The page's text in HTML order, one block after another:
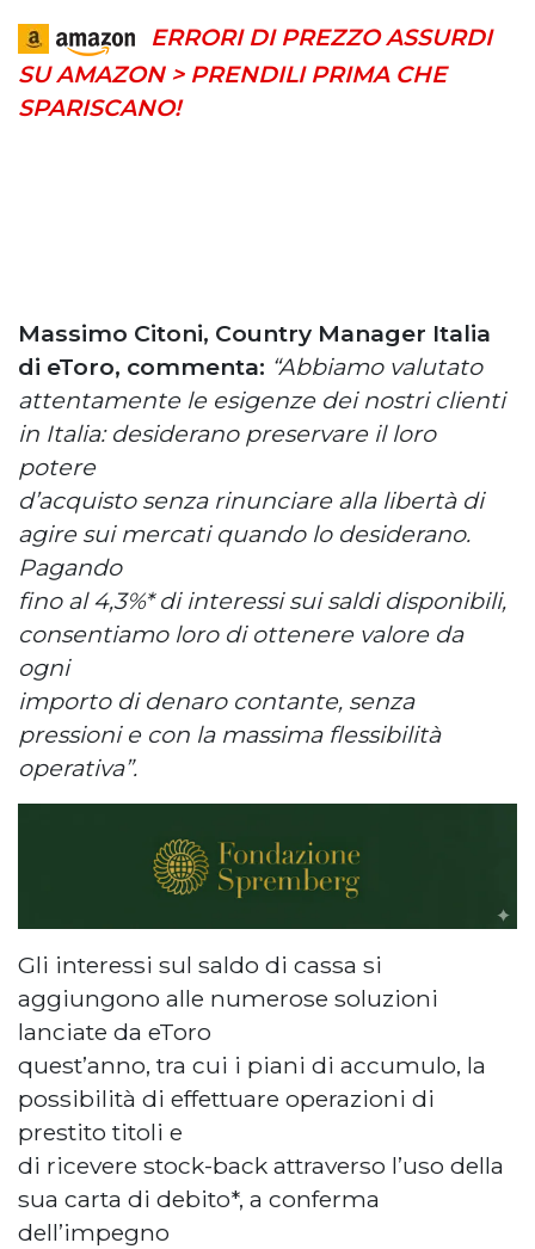
ERRORI DI PREZZO ASSURDI
SU AMAZON > PRENDILI PRIMA CHE
SPARISCANO!
Massimo Citoni, Country Manager Italia
di eToro, commenta: “Abbiamo valutato
attentamente le esigenze dei nostri clienti
in Italia: desiderano preservare il loro
potere
d’acquisto senza rinunciare alla libertà di
agire sui mercati quando lo desiderano.
Pagando
fino al 4,3%* di interessi sui saldi disponibili,
consentiamo loro di ottenere valore da
ogni
importo di denaro contante, senza
pressioni e con la massima flessibilità
operativa”.
Gli interessi sul saldo di cassa si
aggiungono alle numerose soluzioni
lanciate da eToro
quest’anno, tra cui i piani di accumulo, la
possibilità di effettuare operazioni di
prestito titoli e
di ricevere stock-back attraverso l’uso della
sua carta di debito*, a conferma
dell’impegno